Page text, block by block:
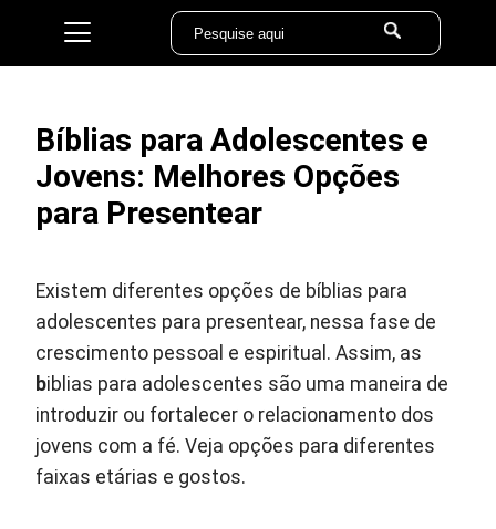
Bíblias para Adolescentes e
Jovens: Melhores Opções
para Presentear
Existem diferentes opções de bíblias para
adolescentes para presentear, nessa fase de
crescimento pessoal e espiritual. Assim, as
biblias para adolescentes são uma maneira de
introduzir ou fortalecer o relacionamento dos
jovens com a fé. Veja opções para diferentes
faixas etárias e gostos.